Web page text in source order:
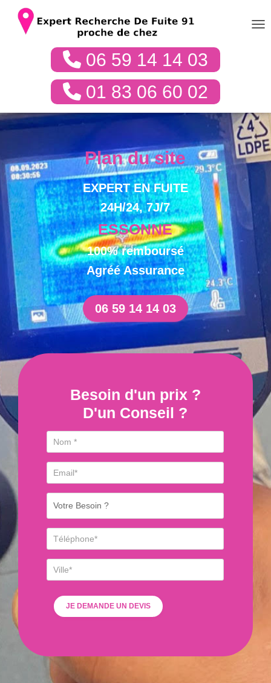
06 59 14 14 03
01 83 06 60 02
Plan du site
EXPERT EN FUITE
24H/24, 7J/7
ESSONNE
100% remboursé
Agréé Assurance
06 59 14 14 03
Besoin d'un prix ?
D'un Conseil ?